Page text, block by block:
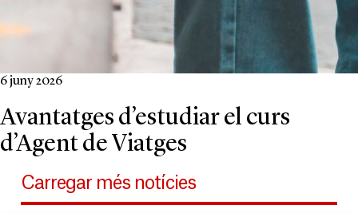
6 juny 2026
Avantatges d’estudiar el curs
d’Agent de Viatges
Carregar més notícies